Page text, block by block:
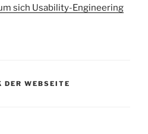
sich Usability-Engineering
DER WEBSEITE